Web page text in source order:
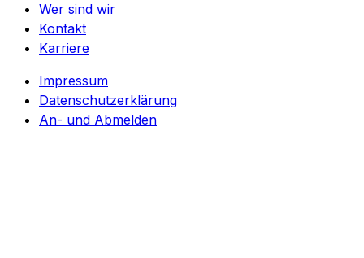
Wer sind wir
Kontakt
Karriere
Impressum
Datenschutzerklärung
An- und Abmelden